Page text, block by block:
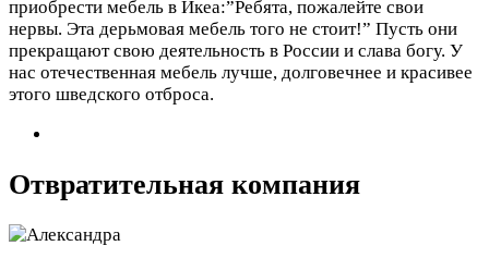
приобрести мебель в Икеа:”Ребята, пожалейте свои
нервы. Эта дерьмовая мебель того не стоит!” Пусть они
прекращают свою деятельность в России и слава богу. У
нас отечественная мебель лучше, долговечнее и красивее
этого шведского отброса.
Отвратительная компания